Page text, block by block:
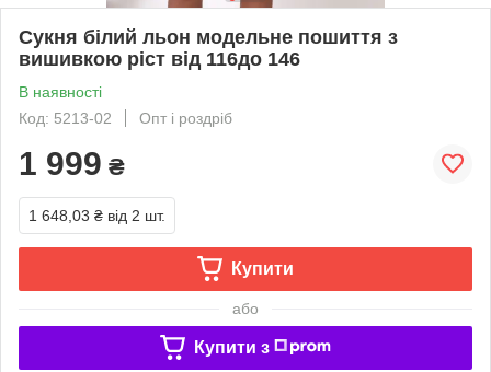
Сукня білий льон модельне пошиття з
вишивкою ріст від 116до 146
В наявності
Код: 5213-02
Опт і роздріб
1 999 ₴
1 648,03 ₴ від 2 шт.
Купити
або
Купити з